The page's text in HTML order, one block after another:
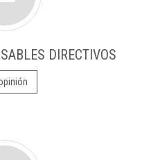
DIRECTIVOS